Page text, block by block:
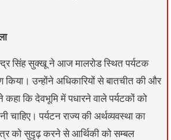
सिंह सुक्खू ने आज मालरोड स्थित पर्यटक
किया। उन्होंने अधिकारियों से बातचीत की और
कहा कि देवभूमि में पधारने वाले पर्यटकों को
चाहिए। पर्यटन राज्य की अर्थव्यवस्था का
को सुदृढ़ करने से आर्थिकी को सम्बल